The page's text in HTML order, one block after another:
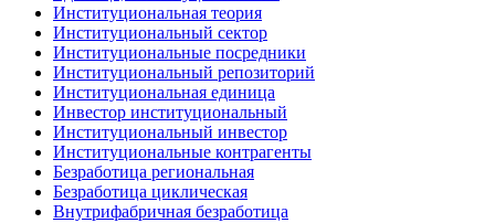
Институциональная теория
Институциональный сектор
Институциональные посредники
Институциональный репозиторий
Институциональная единица
Инвестор институциональный
Институциональный инвестор
Институциональные контрагенты
Безработица региональная
Безработица цикличе­ская
Внутрифабричная безработица